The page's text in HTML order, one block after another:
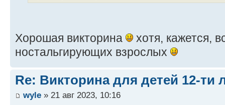
Хорошая викторина
хотя, кажется,
ностальгирующих взрослых
Re: Викторина для детей 12-ти
wyle » 21 авг 2023, 10:16